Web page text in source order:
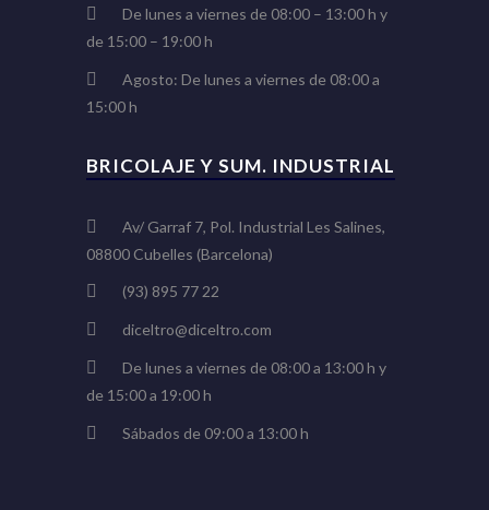
De lunes a viernes de 08:00 – 13:00 h y
de 15:00 – 19:00 h
Agosto: De lunes a viernes de 08:00 a
15:00 h
BRICOLAJE Y SUM. INDUSTRIAL
Av/ Garraf 7, Pol. Industrial Les Salines,
08800 Cubelles (Barcelona)
(93) 895 77 22
diceltro@diceltro.com
De lunes a viernes de 08:00 a 13:00 h y
de 15:00 a 19:00 h
Sábados de 09:00 a 13:00 h